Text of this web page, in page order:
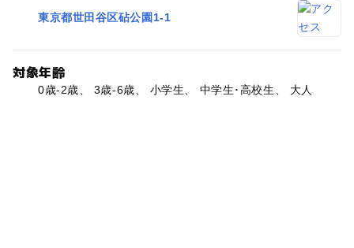
東京都世田谷区砧公園1-1
対象年齢
0歳-2歳、 3歳-6歳、 小学生、 中学生･高校生、 大人